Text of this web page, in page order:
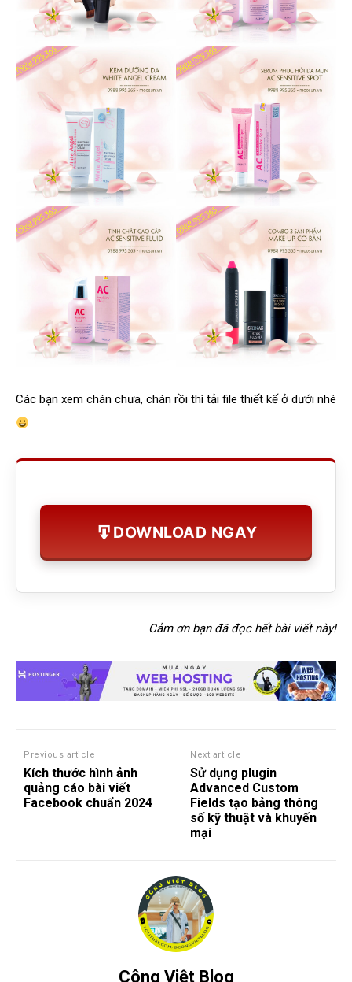
Các bạn xem chán chưa, chán rồi thì tải file thiết kế ở dưới nhé
DOWNLOAD NGAY
Cảm ơn bạn đã đọc hết bài viết này!
Previous article
Kích thước hình ảnh
quảng cáo bài viết
Facebook chuẩn 2024
Next article
Sử dụng plugin
Advanced Custom
Fields tạo bảng thông
số kỹ thuật và khuyến
mại
Công Việt Blog